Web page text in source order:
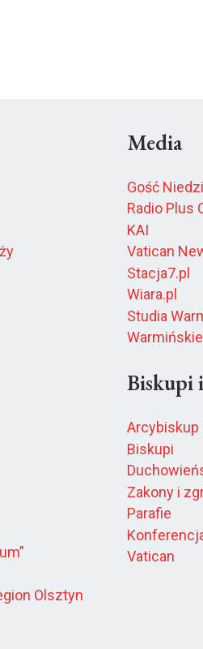
Olsztyn
Media
Gość
Radio Plus
KAI
Vatican
Stacja7.pl
Wiara.pl
Studia
Biskupi
Arcybiskup
Biskupi
Zakony i
Parafie
Vatican